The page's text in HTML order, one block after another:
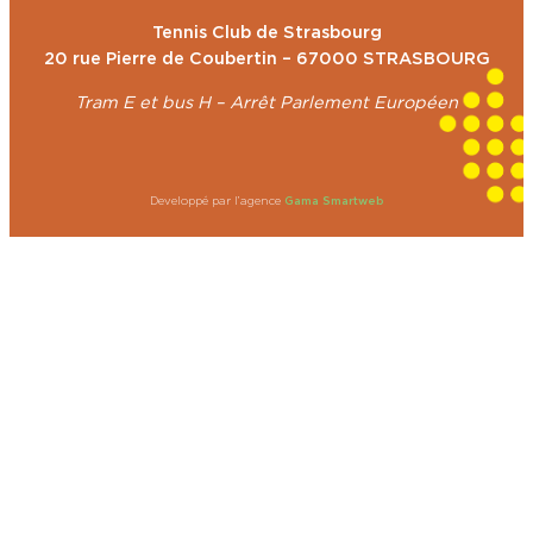
Tennis Club de Strasbourg
20 rue Pierre de Coubertin – 67000 STRASBOURG
Tram E et bus H – Arrêt Parlement Européen
Developpé par l’agence Gama Smartweb